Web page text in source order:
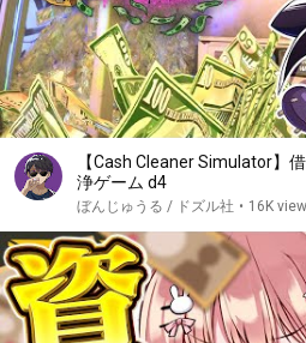
【Cash Cleaner Simulator】
浄ゲーム d4
ぼんじゅうる / ドズル社 • 16K